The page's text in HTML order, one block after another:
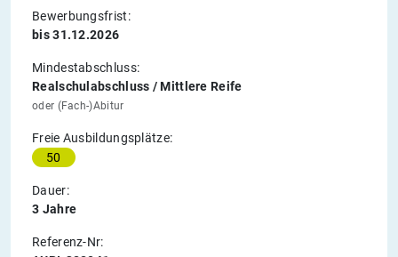
Bewerbungsfrist:
bis 31.12.2026
Mindestabschluss:
Realschulabschluss / Mittlere Reife
oder (Fach-)Abitur
Freie Ausbildungsplätze:
50
Dauer:
3 Jahre
Referenz-Nr: